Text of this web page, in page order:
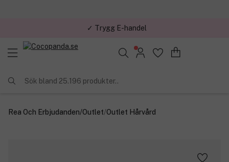
✓ Trygg E-handel
Sök bland 25.196 produkter..
Rea Och Erbjudanden/Outlet/Outlet Hårvård